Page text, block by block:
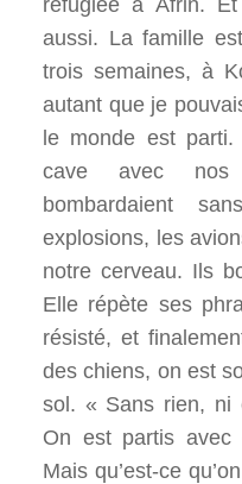
aussi. La famille
trois semaines, à
autant que je
le monde est
cave avec nos
bombardaient
explosions, les
notre cerveau. Ils
Elle répète ses
résisté, et
des chiens, on est
sol. « Sans rien, ni
On est partis avec
Mais qu’est-ce